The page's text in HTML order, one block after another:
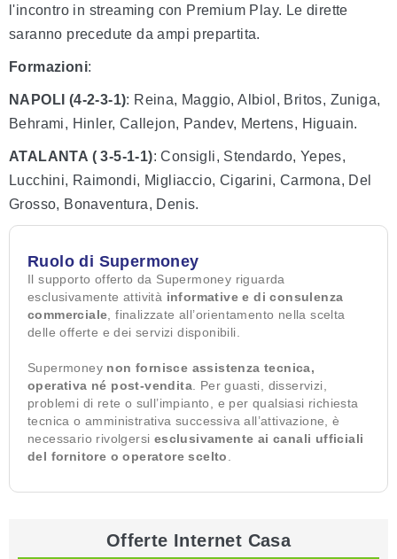
l'incontro in streaming con Premium Play. Le dirette
saranno precedute da ampi prepartita.
Formazioni:
NAPOLI (4-2-3-1): Reina, Maggio, Albiol, Britos, Zuniga,
Behrami, Hinler, Callejon, Pandev, Mertens, Higuain.
ATALANTA ( 3-5-1-1): Consigli, Stendardo, Yepes,
Lucchini, Raimondi, Migliaccio, Cigarini, Carmona, Del
Grosso, Bonaventura, Denis.
Ruolo di Supermoney
Il supporto offerto da Supermoney riguarda
esclusivamente attività informative e di consulenza
commerciale , finalizzate all’orientamento nella scelta
delle offerte e dei servizi disponibili.
Supermoney non fornisce assistenza tecnica,
operativa né post-vendita . Per guasti, disservizi,
problemi di rete o sull’impianto, e per qualsiasi richiesta
tecnica o amministrativa successiva all’attivazione, è
necessario rivolgersi esclusivamente ai canali ufficiali
del fornitore o operatore scelto
Offerte Internet Casa